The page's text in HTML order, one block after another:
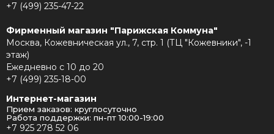
+7 (499) 235-47-22
Фирменный магазин "Парижская Коммуна"
Москва, Кожевническая ул., 7, стр. 1 (ТЦ "Кожевники", -1
этаж)
Ежедневно с 10 до 20
+7 (499) 235-18-00
Интернет-магазин
Прием заказов: круглосуточно
Работа поддержки: пн-пт 10:00-19:00
+7 925 278 52 06